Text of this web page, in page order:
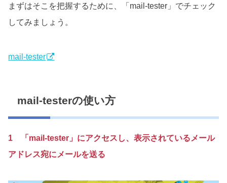
まずはそこを把握するために、「mail-tester」でチェック
してみましょう。
mail-tester
mail-testerの使い方
1 「mail-tester」にアクセスし、表示されているメール
アドレス宛にメールを送る